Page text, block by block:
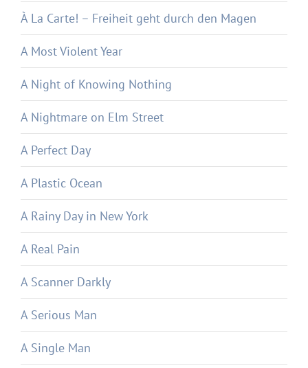
À La Carte! – Freiheit geht durch den Magen
A Most Violent Year
A Night of Knowing Nothing
A Nightmare on Elm Street
A Perfect Day
A Plastic Ocean
A Rainy Day in New York
A Real Pain
A Scanner Darkly
A Serious Man
A Single Man